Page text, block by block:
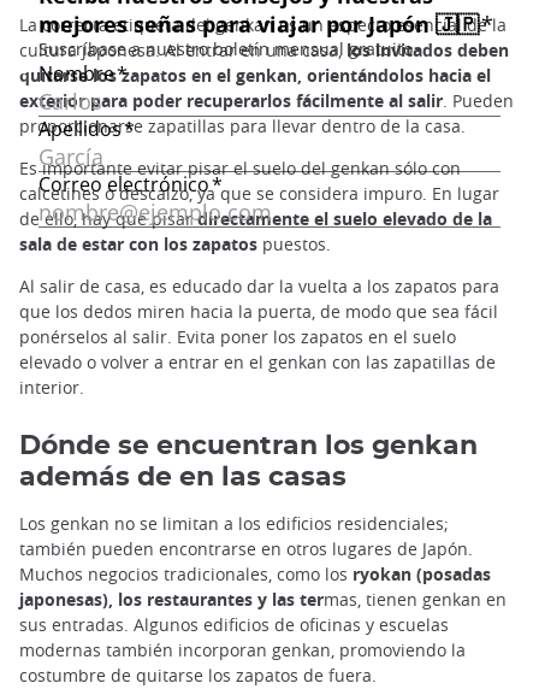
La correcta etiqueta del genkan es un aspecto esencial de la
cultura japonesa. Al entrar en una casa, los invitados deben
quitarse los zapatos en el genkan, orientándolos hacia el
exterior para poder recuperarlos fácilmente al salir . Pueden
proporcionarse zapatillas para llevar dentro de la casa.
Es importante evitar pisar el suelo del genkan sólo con
calcetines o descalzo, ya que se considera impuro. En lugar
de ello, hay que pisardirectamente el suelo elevado de la
sala de estar con los zapatos puestos.
Al salir de casa, es educado dar la vuelta a los zapatos para
que los dedos miren hacia la puerta, de modo que sea fácil
ponérselos al salir. Evita poner los zapatos en el suelo
elevado o volver a entrar en el genkan con las zapatillas de
interior.
Dónde se encuentran los genkan
además de en las casas
Los genkan no se limitan a los edificios residenciales;
también pueden encontrarse en otros lugares de Japón.
Muchos negocios tradicionales, como los ryokan (posadas
japonesas), los restaurantes y las termas, tienen genkan en
sus entradas. Algunos edificios de oficinas y escuelas
modernas también incorporan genkan, promoviendo la
costumbre de quitarse los zapatos de fuera.